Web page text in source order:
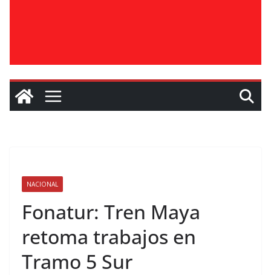
NACIONAL
Fonatur: Tren Maya
retoma trabajos en
Tramo 5 Sur